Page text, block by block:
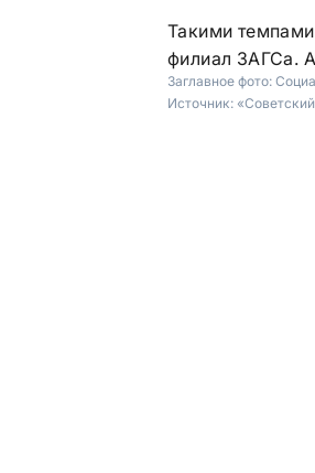
Такими
филиал ЗАГСа.
Заглавное фото:
Источник: